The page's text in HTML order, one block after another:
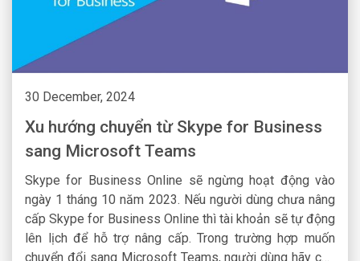
30 December, 2024
Xu hướng chuyển từ Skype for Business
sang Microsoft Teams
Skype for Business Online sẽ ngừng hoạt động vào
ngày 1 tháng 10 năm 2023. Nếu người dùng chưa nâng
cấp Skype for Business Online thì tài khoản sẽ tự động
lên lịch để hỗ trợ nâng cấp. Trong trường hợp muốn
chuyển đổi sang Microsoft Teams, người dùng hãy chủ